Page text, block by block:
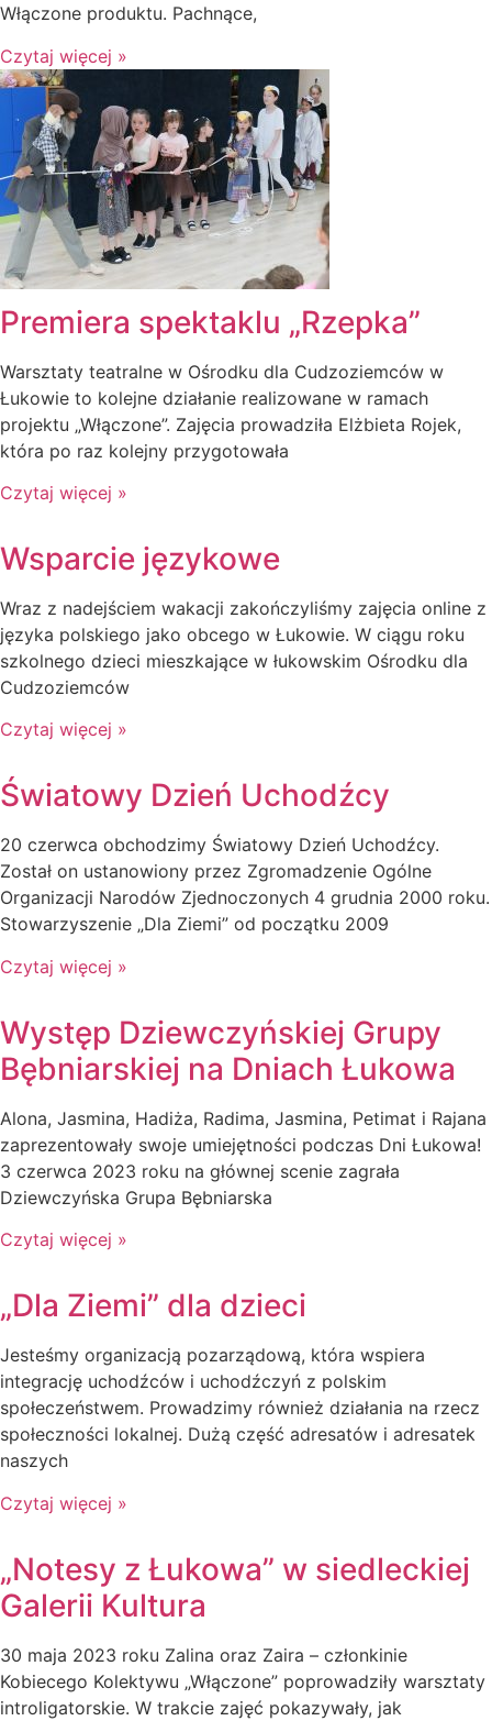
Włączone produktu. Pachnące,
Czytaj więcej »
Premiera spektaklu „Rzepka”
Warsztaty teatralne w Ośrodku dla Cudzoziemców w
Łukowie to kolejne działanie realizowane w ramach
projektu „Włączone”. Zajęcia prowadziła Elżbieta Rojek,
która po raz kolejny przygotowała
Czytaj więcej »
Wsparcie językowe
Wraz z nadejściem wakacji zakończyliśmy zajęcia online z
języka polskiego jako obcego w Łukowie. W ciągu roku
szkolnego dzieci mieszkające w łukowskim Ośrodku dla
Cudzoziemców
Czytaj więcej »
Światowy Dzień Uchodźcy
20 czerwca obchodzimy Światowy Dzień Uchodźcy.
Został on ustanowiony przez Zgromadzenie Ogólne
Organizacji Narodów Zjednoczonych 4 grudnia 2000 roku.
Stowarzyszenie „Dla Ziemi” od początku 2009
Czytaj więcej »
Występ Dziewczyńskiej Grupy
Bębniarskiej na Dniach Łukowa
Alona, Jasmina, Hadiża, Radima, Jasmina, Petimat i Rajana
zaprezentowały swoje umiejętności podczas Dni Łukowa!
3 czerwca 2023 roku na głównej scenie zagrała
Dziewczyńska Grupa Bębniarska
Czytaj więcej »
„Dla Ziemi” dla dzieci
Jesteśmy organizacją pozarządową, która wspiera
integrację uchodźców i uchodźczyń z polskim
społeczeństwem. Prowadzimy również działania na rzecz
społeczności lokalnej. Dużą część adresatów i adresatek
naszych
Czytaj więcej »
„Notesy z Łukowa” w siedleckiej
Galerii Kultura
30 maja 2023 roku Zalina oraz Zaira – członkinie
Kobiecego Kolektywu „Włączone” poprowadziły warsztaty
introligatorskie. W trakcie zajęć pokazywały, jak